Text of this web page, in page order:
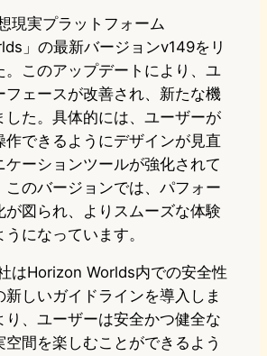
t
o
d
o
n
s
y
b
o
o
k
n
a
現実プラットフォーム
」の最新バージョンv149をリ
。このアップデートにより、ユ
フェースが改善され、新たな機
した。具体的には、ユーザーが
作できるようにデザインが見直
ケーションツールが強化されて
このバージョンでは、パフォー
が図られ、よりスムーズな体験
になっています。
はHorizon Worlds内での安全性
新しいガイドラインを導入しま
り、ユーザーは安全かつ健全な
間を楽しむことができるよう